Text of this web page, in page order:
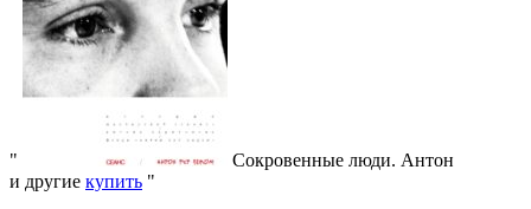
Сокровенные люди. Антон
и другие купить